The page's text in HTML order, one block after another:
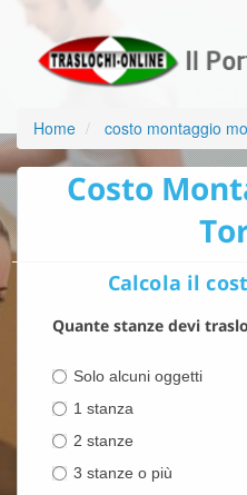
Costo
Calcola il
Quante stanze devi
Solo alcuni oggetti
1 stanza
2 stanze
3 stanze o più
Home costo montaggio